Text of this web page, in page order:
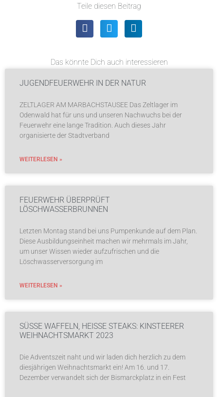
Teile diesen Beitrag
Das könnte Dich auch interessieren
JUGENDFEUERWEHR IN DER NATUR
ZELTLAGER AM MARBACHSTAUSEE Das Zeltlager im
Odenwald hat für uns und unseren Nachwuchs bei der
Feuerwehr eine lange Tradition. Auch dieses Jahr
organisierte der Stadtverband
WEITERLESEN »
FEUERWEHR ÜBERPRÜFT
LÖSCHWASSERBRUNNEN
Letzten Montag stand bei uns Pumpenkunde auf dem Plan.
Diese Ausbildungseinheit machen wir mehrmals im Jahr,
um unser Wissen wieder aufzufrischen und die
Löschwasserversorgung im
WEITERLESEN »
SÜSSE WAFFELN, HEISSE STEAKS: KINSTEERER WE
IHNACHTSMARKT 2023
Die Adventszeit naht und wir laden dich herzlich zu dem
diesjährigen Weihnachtsmarkt ein! Am 16. und 17.
Dezember verwandelt sich der Bismarckplatz in ein Fest